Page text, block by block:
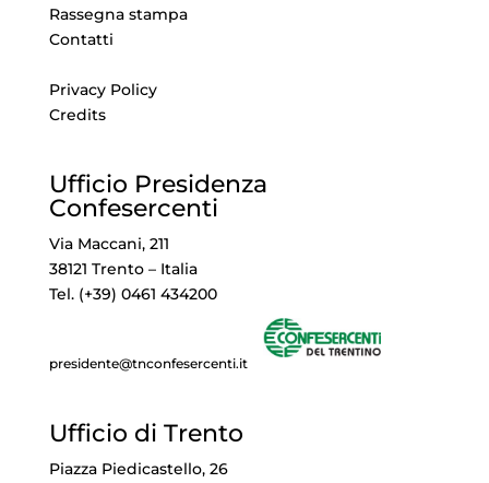
Rassegna stampa
Contatti
Privacy Policy
Credits
Ufficio Presidenza
Confesercenti
Via Maccani, 211
38121 Trento – Italia
Tel. (+39) 0461 434200
presidente@tnconfesercenti.it
Ufficio di Trento
Piazza Piedicastello, 26